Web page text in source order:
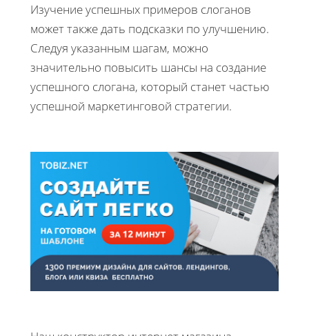
Изучение успешных примеров слоганов
может также дать подсказки по улучшению.
Следуя указанным шагам, можно
значительно повысить шансы на создание
успешного слогана, который станет частью
успешной маркетинговой стратегии.